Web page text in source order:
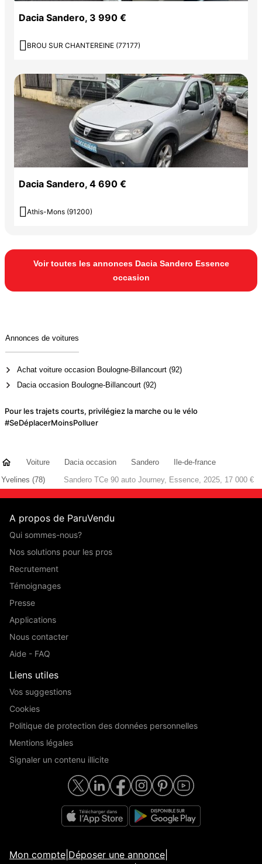
Dacia Sandero, 3 990 €
 BROU SUR CHANTEREINE (77177)
Dacia Sandero, 4 690 €
 Athis-Mons (91200)
Voir toutes les annonces Dacia Sandero Essence
occasion
Annonces de voitures
Achat voiture occasion Boulogne-Billancourt (92)
Dacia occasion Boulogne-Billancourt (92)
Pour les trajets courts, privilégiez la marche ou le vélo
#SeDéplacerMoinsPolluer
Voiture Dacia occasion Sandero
Ile-de-france
Yvelines (78)
Sandero TCe 90 auto Journey, Essence, 2025, 17 000 €
A propos de ParuVendu
Qui sommes-nous?
Nos solutions pour les pros
Recrutement
Témoignages
Presse
Applications
Nous contacter
Aide - FAQ
Liens utiles
Vos suggestions
Cookies
Politique de protection des données personnelles
Mentions légales
Signaler un contenu illicite
Mon compte Déposer une annonce